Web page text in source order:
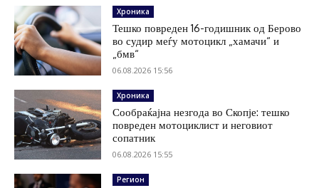
Хроника
Тешко повреден 16-годишник од Берово
во судир меѓу мотоцикл „хамачи“ и
„бмв“
06.08.2026 15:56
Хроника
Сообраќајна незгода во Скопје: тешко
повреден мотоциклист и неговиот
сопатник
06.08.2026 15:55
Регион